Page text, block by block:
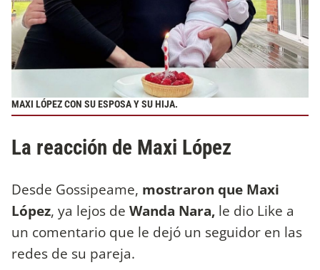
MAXI LÓPEZ CON SU ESPOSA Y SU HIJA.
La reacción de Maxi López
Desde Gossipeame, mostraron que Maxi
López, ya lejos de Wanda Nara, le dio Like a
un comentario que le dejó un seguidor en las
redes de su pareja.